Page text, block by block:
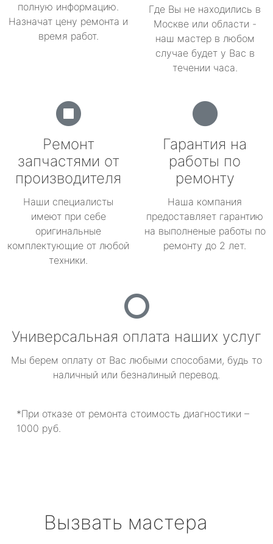
полную информацию.
Назначат цену ремонта и
время работ.
Где Вы не находились в
Москве или области -
наш мастер в любом
случае будет у Вас в
течении часа.
Ремонт
запчастями от
производителя
Наши специалисты
имеют при себе
оригинальные
комплектующие от любой
техники.
Гарантия на
работы по
ремонту
Наша компания
предоставляет гарантию
на выполненые работы по
ремонту до 2 лет.
Универсальная оплата наших услуг
Мы берем оплату от Вас любыми способами, будь то
наличный или безналиный перевод.
*При отказе от ремонта стоимость диагностики –
1000 руб.
Вызвать мастера